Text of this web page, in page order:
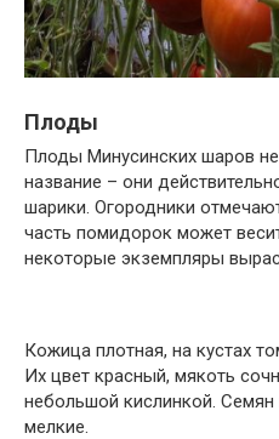
Плоды
Плоды Минусинских шаров
название – они
шарики. Огородники
часть помидорок может
некоторые экземпляры
Кожица плотная, на кустах
Их цвет красный, мякоть
небольшой кислинкой. Семян
мелкие.